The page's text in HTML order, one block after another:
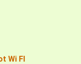
Wi FI